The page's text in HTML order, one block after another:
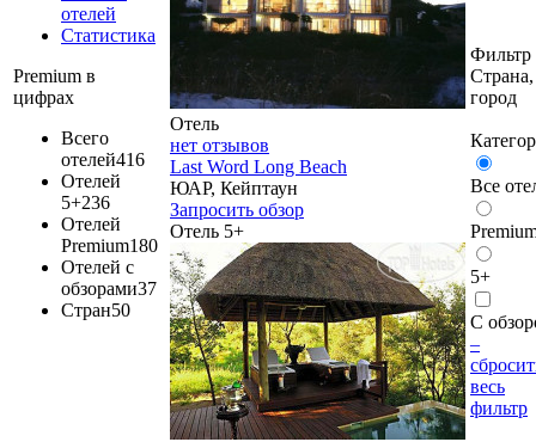
отелей
Статистика
Premium в
цифрах
Всего
отелей416
Отелей
5+236
Отелей
Premium180
Отелей с
обзорами37
Стран50
Отель
нет отзывов
Last Word Long Beach
ЮАР, Кейптаун
Запросить обзор
Отель 5+
Фильтр
Страна,
город
Все
5+
С
–
весь
фильтр